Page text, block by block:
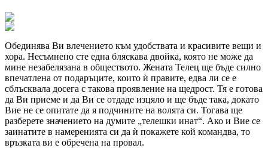
Обединява Ви влечението към удобствата и красивите вещи и
хора. Несъмнено сте една бляскава двойка, която не може да
мине незабелязана в обществото. Жената Телец ще бъде силно
впечатлена от подаръците, които ѝ правите, едва ли се е
сблъсквала досега с такова проявление на щедрост. Тя е готова
да Ви приеме и да Ви се отдаде изцяло и ще бъде така, докато
Вие не се опитате да я подчините на волята си. Тогава ще
разберете значението на думите
телешки инат . Ако и Вие се
заинатите в намеренията си да ѝ покажете кой командва, то
връзката ви е обречена на провал.